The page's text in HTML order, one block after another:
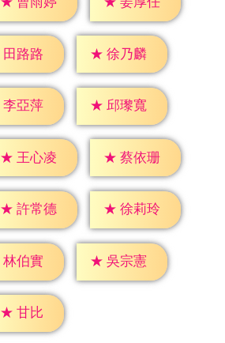
田路路 ★ 徐乃麟
李亞萍 ★ 邱瓈寬
★ 王心凌 ★ 蔡依珊
★ 許常德 ★ 徐莉玲
林伯實 ★ 吳宗憲
★ 甘比